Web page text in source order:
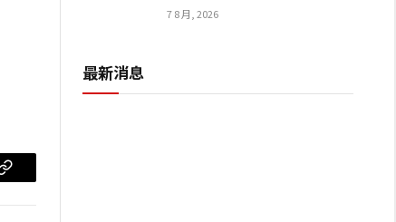
复
7 8 月, 2026
最新消息